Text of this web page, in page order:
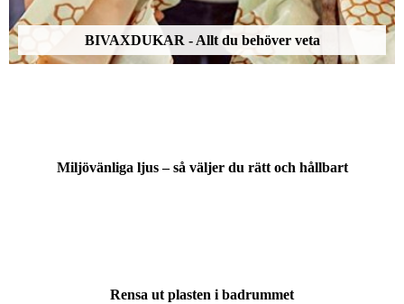
BIVAXDUKAR - Allt du behöver veta
Miljövänliga ljus – så väljer du rätt och hållbart
Rensa ut plasten i badrummet